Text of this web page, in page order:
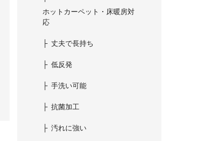
ホットカーペット・床暖房対
応
丈夫で長持ち
低反発
手洗い可能
抗菌加工
汚れに強い